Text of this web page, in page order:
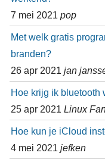
7 mei 2021 pop
Met welk gratis
branden?
26 apr 2021 jan
Hoe krijg ik bluetooth
25 apr 2021 Linux
Hoe kun je iCloud
4 mei 2021 jefken